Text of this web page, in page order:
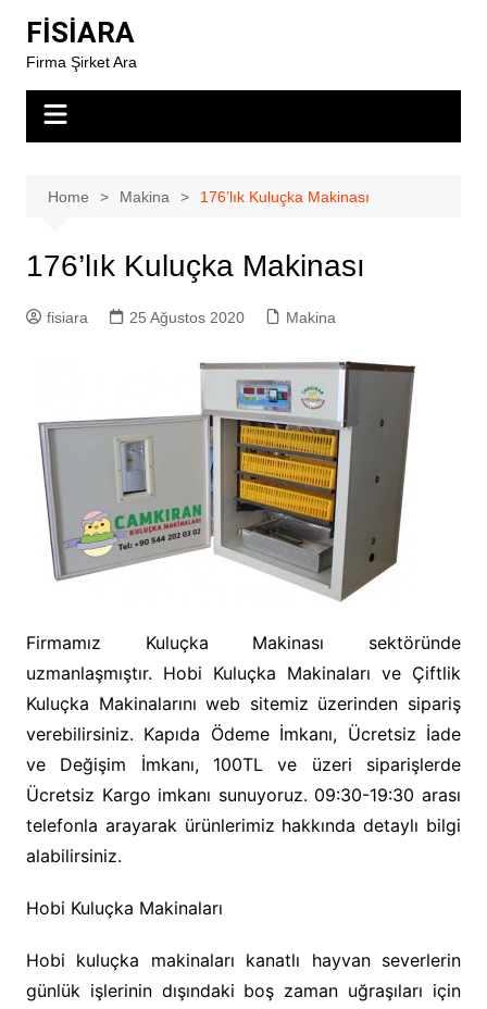
content
FİSİARA
Firma Şirket Ara
Home Makina 176’lık Kuluçka Makinası
176’lık Kuluçka Makinası
fisiara 25 Ağustos 2020 Makina
Firmamız Kuluçka Makinası sektöründe
uzmanlaşmıştır. Hobi Kuluçka Makinaları ve Çiftlik
Kuluçka Makinalarını web sitemiz üzerinden sipariş
verebilirsiniz. Kapıda Ödeme İmkanı, Ücretsiz İade
ve Değişim İmkanı, 100TL ve üzeri siparişlerde
Ücretsiz Kargo imkanı sunuyoruz. 09:30-19:30 arası
telefonla arayarak ürünlerimiz hakkında detaylı bilgi
alabilirsiniz.
Hobi Kuluçka Makinaları
Hobi kuluçka makinaları kanatlı hayvan severlerin
günlük işlerinin dışındaki boş zaman uğraşıları için